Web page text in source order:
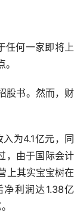
任何一家即将上
股书。然而，财
为4.1亿元，同
，由于国际会计
上其实宝宝树在
利润达1.38亿